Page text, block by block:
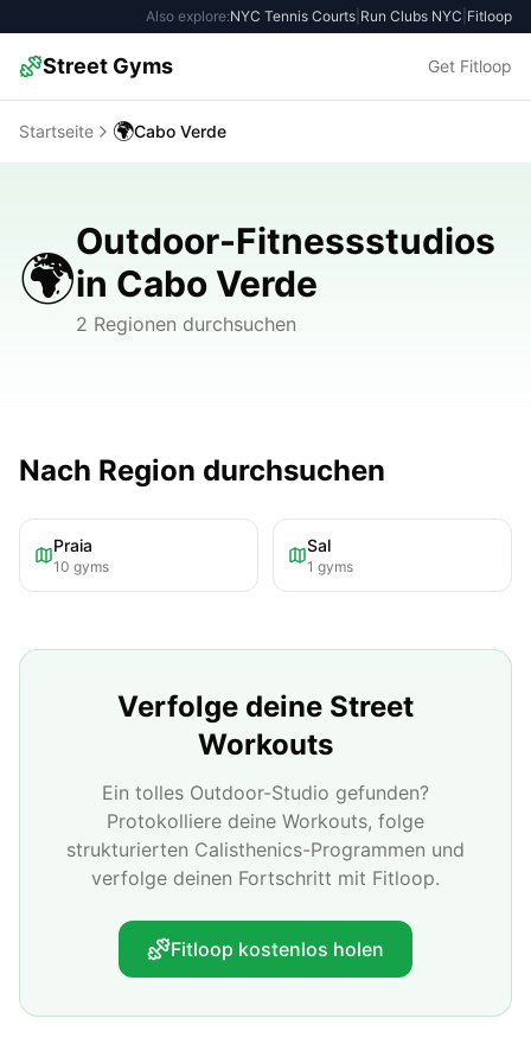
Also explore:NYC Tennis Courts Run Clubs NYC Fitloop
Street Gyms Get Fitloop
Startseite 🌍Cabo Verde
🌍
Outdoor-Fitnessstudios
in Cabo Verde
2 Regionen durchsuchen
Nach Region durchsuchen
Praia
10 gyms
Sal
1 gyms
Verfolge deine Street
Workouts
Ein tolles Outdoor-Studio gefunden?
Protokolliere deine Workouts, folge
strukturierten Calisthenics-Programmen und
verfolge deinen Fortschritt mit Fitloop.
Fitloop kostenlos holen